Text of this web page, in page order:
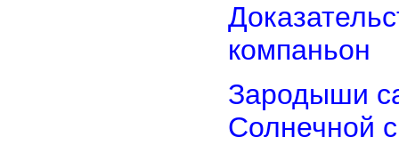
компаньон
Зародыши
Солнечной